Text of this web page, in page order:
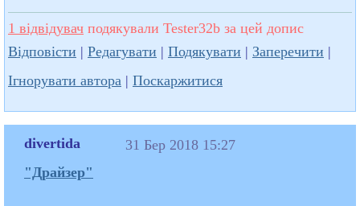
1 відвідувач подякували Tester32b за цей допис
Відповісти | Редагувати | Подякувати | Заперечити |
Ігнорувати автора | Поскаржитися
divertida
"Драйзер"
31 Бер 2018 15:27